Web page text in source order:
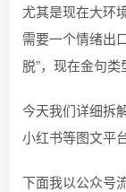
尤其是现在大环
需要一个情绪出
脱”，现在金句类
今天我们详细拆
小红书等图文平
下面我以公众号